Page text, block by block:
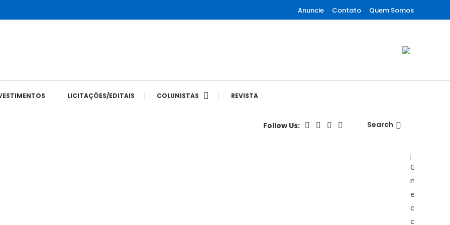
Anuncie Contato Quem Somos
LICITAÇÕES/EDITAIS COLUNISTAS REVISTA
Follow Us: Search